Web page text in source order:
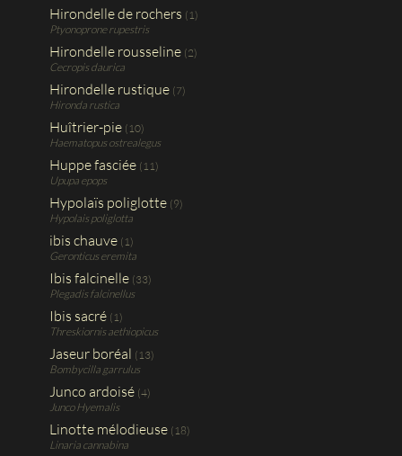
Hirondelle de rochers (1)
Ptyonoprone rupestris
Hirondelle rousseline (2)
Cecropis daurica
Hirondelle rustique (7)
Hironda rustica
Huîtrier-pie (10)
Haematopus ostrealegus
Huppe fasciée (11)
Upupa epops
Hypolaïs poliglotte (9)
Hypolais poliglotta
ibis chauve (1)
Geronticus eremita
Ibis falcinelle (33)
Plegadis falcinellus
Ibis sacré (1)
Threskiornis aethiopicus
Jaseur boréal (13)
Bombycilla garrulus
Junco ardoisé (4)
Junco Hyemalis
Linotte mélodieuse (18)
Linaria cannabina